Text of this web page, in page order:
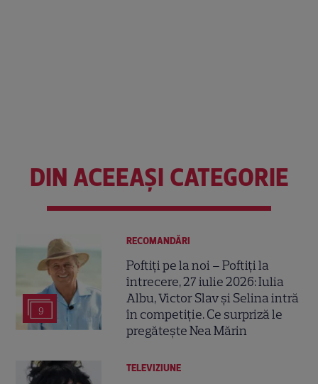
DIN ACEEAȘI CATEGORIE
9
RECOMANDĂRI
Poftiți pe la noi – Poftiți la
întrecere, 27 iulie 2026: Iulia
Albu, Victor Slav și Selina intră
în competiție. Ce surpriză le
pregătește Nea Mărin
TELEVIZIUNE